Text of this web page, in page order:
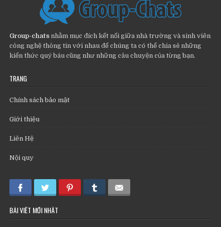
Group-chats nhằm mục đích kết nối giữa nhà trường và sinh viên
công nghệ thông tin với nhau để chúng ta có thể chia sẻ những
kiến thức quý báu cũng như những câu chuyện của từng bạn.
TRANG
Chính sách bảo mật
Giới thiệu
Liên Hệ
Nội quy
BÀI VIẾT MỚI NHẤT